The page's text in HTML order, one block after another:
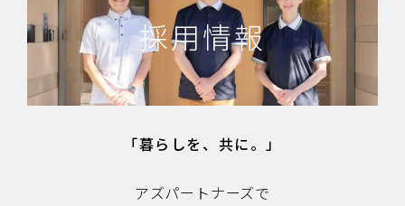
採用情報
「暮らしを、共に。」
アズパートナーズで